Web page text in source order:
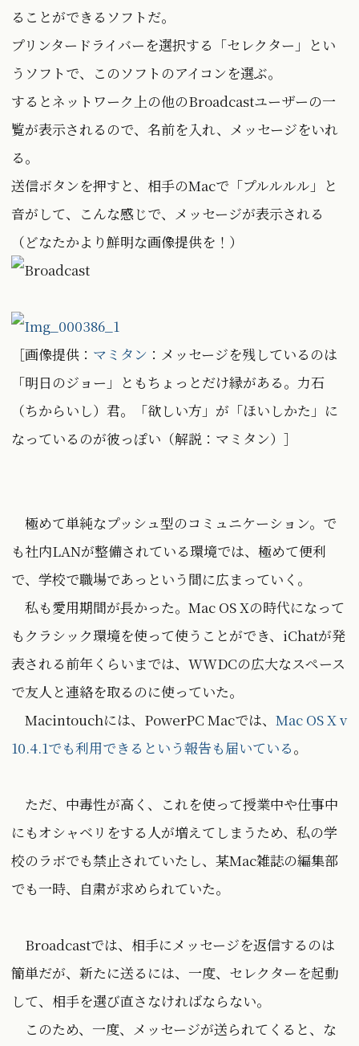
ることができるソフトだ。
プリンタードライバーを選択する「セレクター」とい
うソフトで、このソフトのアイコンを選ぶ。
するとネットワーク上の他のBroadcastユーザーの一
覧が表示されるので、名前を入れ、メッセージをいれ
る。
送信ボタンを押すと、相手のMacで「プルルルル」と
音がして、こんな感じで、メッセージが表示される
（どなたかより鮮明な画像提供を！）
［画像提供： マミタン ：メッセージを残しているのは
「明日のジョー」ともちょっとだけ縁がある。力石
（ちからいし）君。「欲しい方」が「ほいしかた」に
なっているのが彼っぽい（解説：マミタン）］
極めて単純なプッシュ型のコミュニケーション。で
も社内LANが整備されている環境では、極めて便利
で、学校で職場であっという間に広まっていく。
私も愛用期間が長かった。Mac OS Xの時代になって
もクラシック環境を使って使うことができ、iChatが発
表される前年くらいまでは、WWDCの広大なスペース
で友人と連絡を取るのに使っていた。
Macintouchには、PowerPC Macでは、 Mac OS X v
10.4.1でも利用できるという報告も届いている。
ただ、中毒性が高く、これを使って授業中や仕事中
にもオシャベリをする人が増えてしまうため、私の学
校のラボでも禁止されていたし、某Mac雑誌の編集部
でも一時、自粛が求められていた。
Broadcastでは、相手にメッセージを返信するのは
簡単だが、新たに送るには、一度、セレクターを起動
して、相手を選び直さなければならない。
このため、一度、メッセージが送られてくると、な